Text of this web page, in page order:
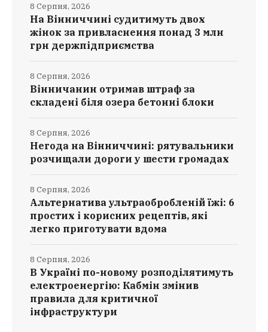
На Вінниччині судитимуть двох
жінок за привласнення понад 3 млн
грн держпідприємства
8 Серпня, 2026
Вінничанин отримав штраф за
складені біля озера бетонні блоки
8 Серпня, 2026
Негода на Вінниччині: рятувальники
розчищали дороги у шести громадах
8 Серпня, 2026
Альтернатива ультраобробленій їжі: 6
простих і корисних рецептів, які
легко приготувати вдома
8 Серпня, 2026
В Україні по-новому розподілятимуть
електроенергію: Кабмін змінив
правила для критичної
інфраструктури
8 Серпня, 2026